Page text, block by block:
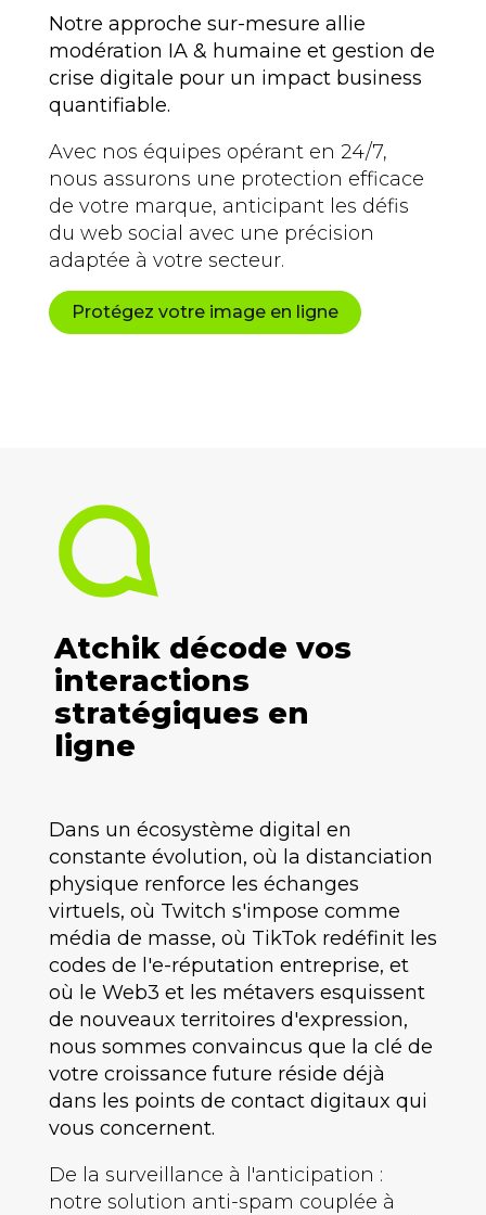
Notre approche sur-mesure allie
modération IA & humaine et gestion de
crise digitale pour un impact business
quantifiable.
Avec nos équipes opérant en 24/7,
nous assurons une protection efficace
de votre marque, anticipant les défis
du web social avec une précision
adaptée à votre secteur.
Protégez votre image en ligne
Atchik décode vos
interactions
stratégiques en
ligne
Dans un écosystème digital en
constante évolution, où la distanciation
physique renforce les échanges
virtuels, où Twitch s'impose comme
média de masse, où TikTok redéfinit les
codes de l'e-réputation entreprise, et
où le Web3 et les métavers esquissent
de nouveaux territoires d'expression,
nous sommes convaincus que la clé de
votre croissance future réside déjà
dans les points de contact digitaux qui
vous concernent.
De la surveillance à l'anticipation :
notre solution anti-spam couplée à